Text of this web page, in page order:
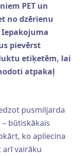
PET un
no dzērienu
Iepakojuma
pievērst
etiķetēm, lai
atpakaļ
pusmiljarda
būtiskākais
ko apliecina
arī vairāku